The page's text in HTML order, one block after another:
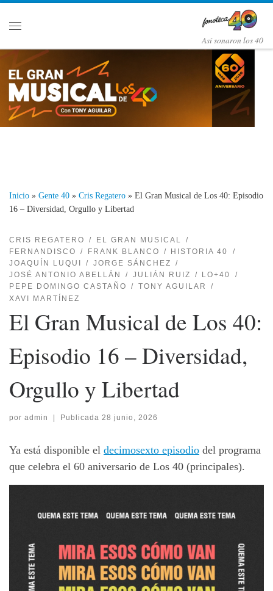
Así­ sonaron los 40
Inicio » Gente 40 » Cris Regatero » El Gran Musical de Los 40: Episodio
16 – Diversidad, Orgullo y Libertad
CRIS REGATERO
EL GRAN MUSICAL
FERNANDISCO
FRANK BLANCO
HISTORIA 40
JOAQUÍN LUQUI
JORGE SÁNCHEZ
JOSÉ ANTONIO ABELLÁN
JULIÁN RUIZ
LO+40
PEPE DOMINGO CASTAÑO
TONY AGUILAR
XAVI MARTÍNEZ
El Gran Musical de Los 40:
Episodio 16 – Diversidad,
Orgullo y Libertad
por admin Publicada 28 junio, 2026
Ya está disponible el decimosexto episodio del programa
que celebra el 60 aniversario de Los 40 (principales).